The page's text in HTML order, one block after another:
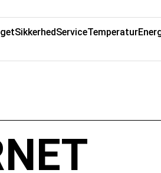
SikkerhedServiceTemperatur